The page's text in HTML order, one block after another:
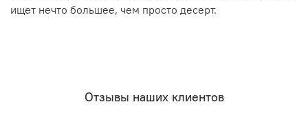
ищет нечто большее, чем просто десерт.
Отзывы наших клиентов